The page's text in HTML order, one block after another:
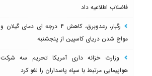
فاضلاب اطلاعیه داد
رگبار، رعدوبرق، کاهش ۴ درجه ای دمای گیلان و
مواج شدن دریای کاسپین از پنجشنبه
وزارت خزانه داری آمریکا تحریم سه شرکت
هواپیمایی مرتبط با سپاه پاسداران را لغو کرد